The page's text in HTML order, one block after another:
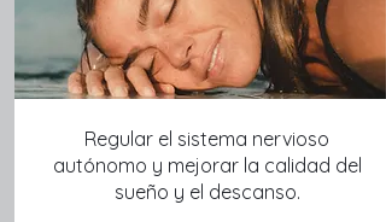
Regular el sistema nervioso
autónomo y mejorar la calidad del
sueño y el descanso.